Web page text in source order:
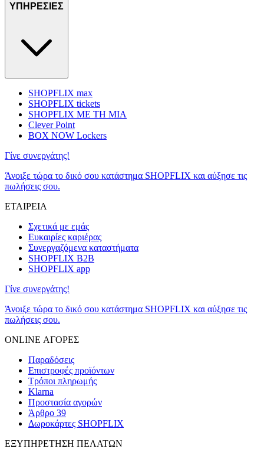
ΥΠΗΡΕΣΙΕΣ
SHOPFLIX max
SHOPFLIX tickets
SHOPFLIX ΜΕ ΤΗ ΜΙΑ
Clever Point
BOX NOW Lockers
Γίνε συνεργάτης!
Άνοιξε τώρα το δικό σου κατάστημα SHOPFLIX και αύξησε τις
πωλήσεις σου.
ΕΤΑΙΡΕΙΑ
Σχετικά με εμάς
Ευκαιρίες καριέρας
Συνεργαζόμενα καταστήματα
SHOPFLIX B2B
SHOPFLIX app
Γίνε συνεργάτης!
Άνοιξε τώρα το δικό σου κατάστημα SHOPFLIX και αύξησε τις
πωλήσεις σου.
ONLINE ΑΓΟΡΕΣ
Παραδόσεις
Επιστροφές προϊόντων
Τρόποι πληρωμής
Klarna
Προστασία αγορών
Άρθρο 39
Δωροκάρτες SHOPFLIX
ΕΞΥΠΗΡΕΤΗΣΗ ΠΕΛΑΤΩΝ